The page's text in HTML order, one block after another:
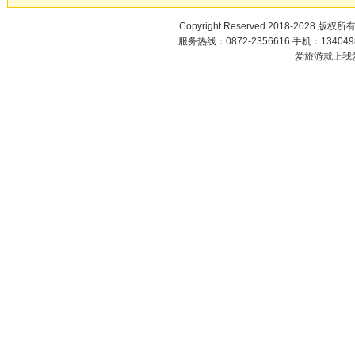
Copyright Reserved 2018-2028 版权所
服务热线：0872-2356616 手机：
爱旅游就上我